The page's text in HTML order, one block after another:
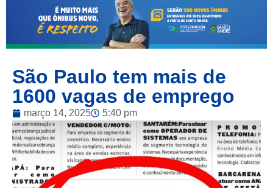
São Paulo tem mais de
1600 vagas de emprego
março 14, 2025 5:40 pm